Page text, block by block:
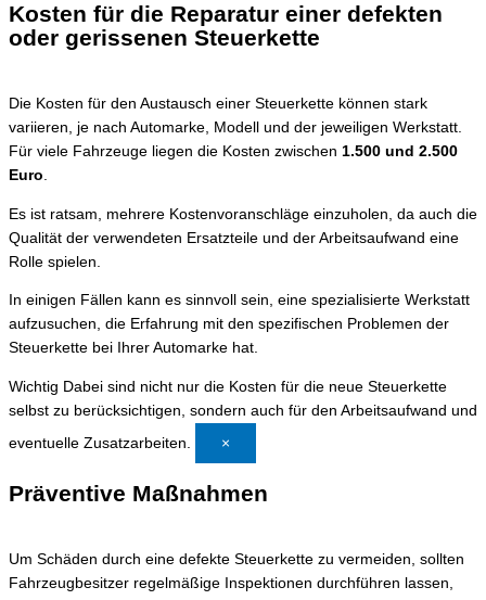
Kosten für die Reparatur einer defekten
oder gerissenen Steuerkette
Die Kosten für den Austausch einer Steuerkette können stark
variieren, je nach Automarke, Modell und der jeweiligen Werkstatt.
Für viele Fahrzeuge liegen die Kosten zwischen 1.500 und 2.500
Euro.
Es ist ratsam, mehrere Kostenvoranschläge einzuholen, da auch die
Qualität der verwendeten Ersatzteile und der Arbeitsaufwand eine
Rolle spielen.
In einigen Fällen kann es sinnvoll sein, eine spezialisierte Werkstatt
aufzusuchen, die Erfahrung mit den spezifischen Problemen der
Steuerkette bei Ihrer Automarke hat.
Wichtig Dabei sind nicht nur die Kosten für die neue Steuerkette
selbst zu berücksichtigen, sondern auch für den Arbeitsaufwand und
eventuelle Zusatzarbeiten.
×
Präventive Maßnahmen
Um Schäden durch eine defekte Steuerkette zu vermeiden, sollten
Fahrzeugbesitzer regelmäßige Inspektionen durchführen lassen,